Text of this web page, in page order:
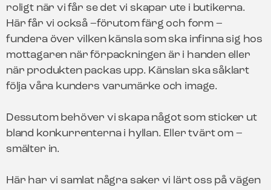
roligt när vi får se det vi skapar ute i butikerna.
Här får vi också –förutom färg och form –
fundera över vilken känsla som ska infinna sig hos
mottagaren när förpackningen är i handen eller
när produkten packas upp. Känslan ska såklart
följa våra kunders varumärke och image.
Dessutom behöver vi skapa något som sticker ut
bland konkurrenterna i hyllan. Eller tvärt om –
smälter in.
Här har vi samlat några saker vi lärt oss på vägen